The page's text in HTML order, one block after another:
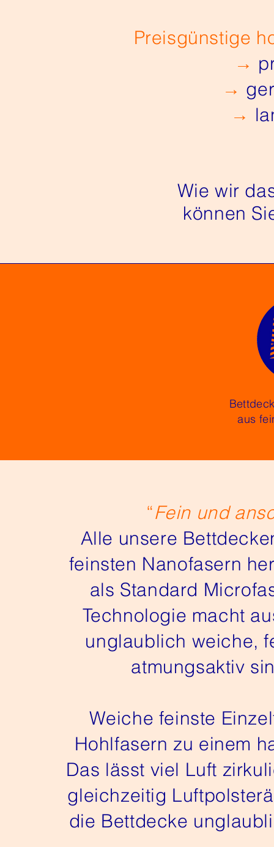
Preisgünstige
→
→
→
Wie wir
können
aus
“Fein und
Alle unsere
feinsten Nanofasern
als Standard
Technologie macht
unglaublich weiche,
atmungsaktiv
Weiche feinste
Hohlfasern zu einem
Das lässt viel Luft
gleichzeitig
die Bettdecke